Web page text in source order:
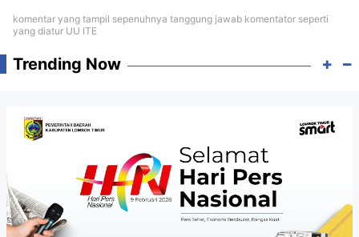
komentar yang tampil sepenuhnya tanggung jawab komentator seperti
yang diatur UU ITE
Trending Now